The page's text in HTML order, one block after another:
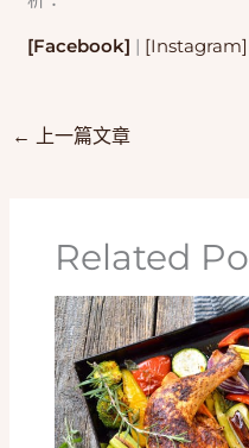
[Facebook] | [Instagram]
← 上一篇文章
Related